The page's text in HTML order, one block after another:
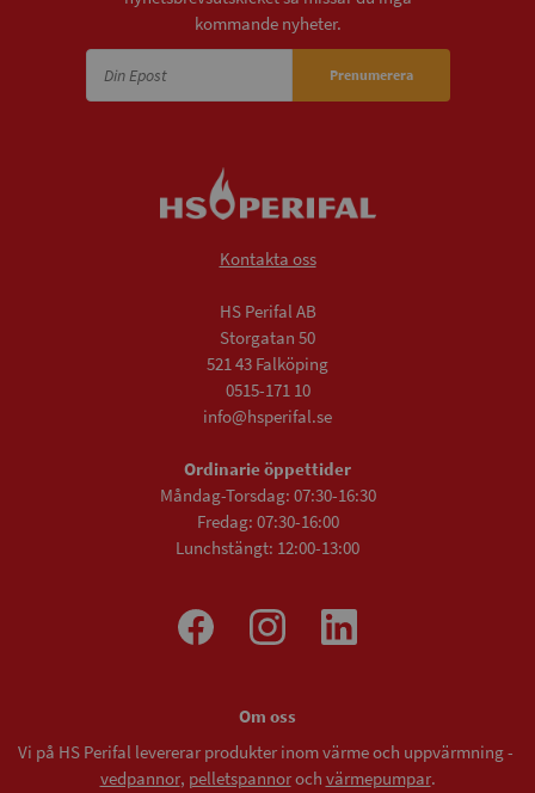
kommande nyheter.
Prenumerera
Kontakta oss
HS Perifal AB
Storgatan 50
521 43 Falköping
0515-171 10
info@hsperifal.se
Ordinarie öppettider
Måndag-Torsdag: 07:30-16:30
Fredag: 07:30-16:00
Lunchstängt: 12:00-13:00
Om oss
Vi på HS Perifal levererar produkter inom värme och uppvärmning -
vedpannor, pelletspannoroch värmepumpar.